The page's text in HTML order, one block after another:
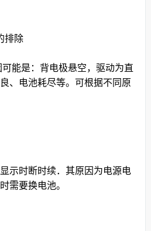
排除
能是：背电极悬空，驱动为直
、电池耗尽等。可根据不同原
示时断时续．其原因为电源电
需要换电池。